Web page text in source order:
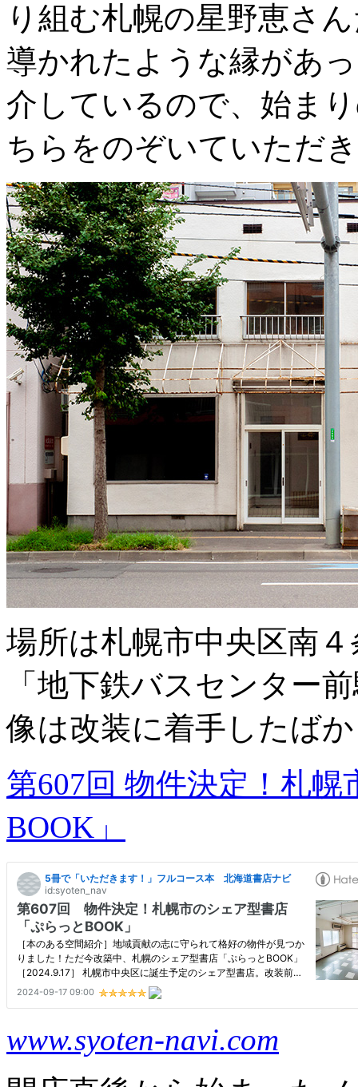
り組む札幌の星野恵さ
導かれたような縁があ
介しているので、始ま
ちらをのぞいていただ
場所は札幌市中央区南
「地下鉄バスセンター
像は改装に着手したば
第607回 物件決定！札
BOOK」
www.syoten-navi.com